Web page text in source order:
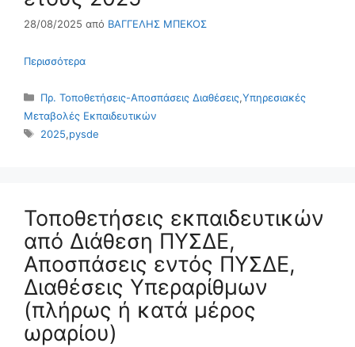
28/08/2025 από ΒΑΓΓΕΛΗΣ ΜΠΕΚΟΣ
Περισσότερα
Κατηγορίες
Πρ. Τοποθετήσεις-Αποσπάσεις Διαθέσεις,Υπηρεσιακές
Μεταβολές Εκπαιδευτικών
Ετικέτες
2025,pysde
Τοποθετήσεις εκπαιδευτικών
από Διάθεση ΠΥΣΔΕ,
Αποσπάσεις εντός ΠΥΣΔΕ,
Διαθέσεις Υπεραρίθμων
(πλήρως ή κατά μέρος
ωραρίου)